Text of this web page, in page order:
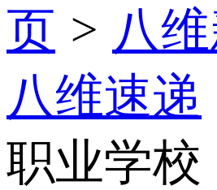
页 > 八
八维速递
职业学校